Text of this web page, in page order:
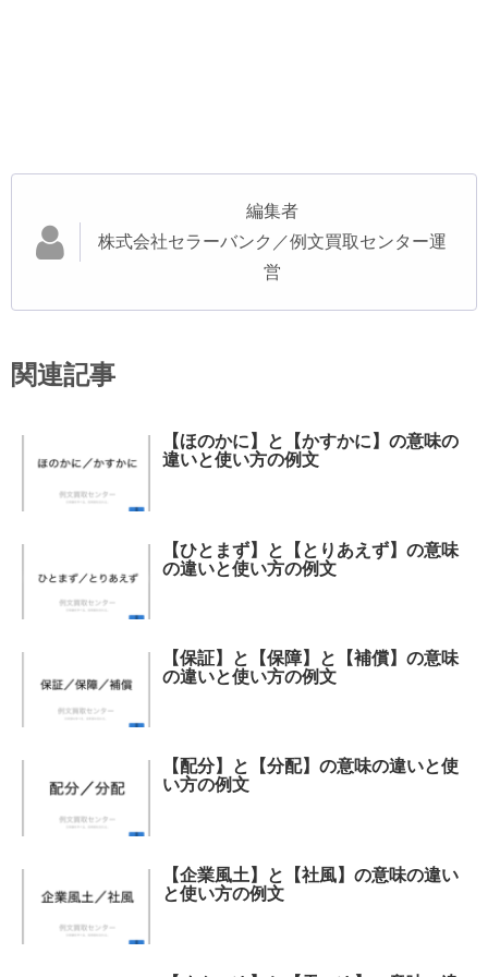
編集者
株式会社セラーバンク／例文買取センター運
営
関連記事
【ほのかに】と【かすかに】の意味の
違いと使い方の例文
【ひとまず】と【とりあえず】の意味
の違いと使い方の例文
【保証】と【保障】と【補償】の意味
の違いと使い方の例文
【配分】と【分配】の意味の違いと使
い方の例文
【企業風土】と【社風】の意味の違い
と使い方の例文